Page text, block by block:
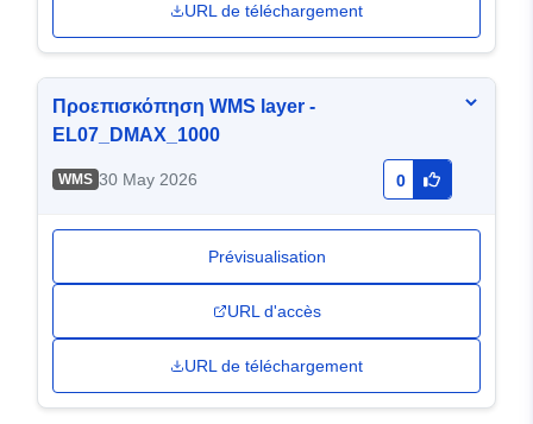
URL de téléchargement
Προεπισκόπηση WMS layer -
EL07_DMAX_1000
WMS 30 May 2026 0
Prévisualisation
URL d'accès
URL de téléchargement